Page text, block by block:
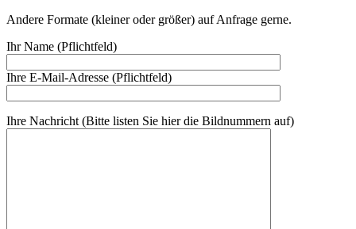
Andere Formate (kleiner oder größer) auf Anfrage gerne.
Ihr Name (Pflichtfeld)
Ihre E-Mail-Adresse (Pflichtfeld)
Ihre Nachricht (Bitte listen Sie hier die Bildnummern auf)